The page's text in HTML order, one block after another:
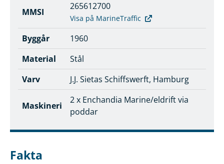
MMSI
265612700
Visa på MarineTraffic
Byggår
1960
Material
Stål
Varv
J.J. Sietas Schiffswerft, Hamburg
Maskineri
2 x Enchandia Marine/eldrift via
poddar
Fakta